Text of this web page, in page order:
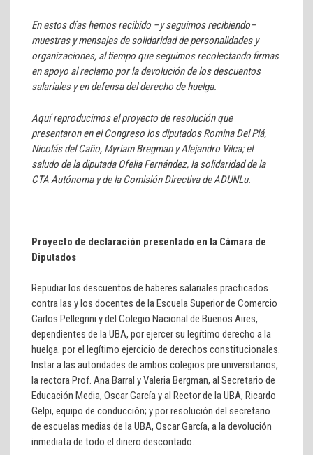
En estos días hemos recibido –y seguimos recibiendo–
muestras y mensajes de solidaridad de personalidades y
organizaciones, al tiempo que seguimos recolectando firmas
en apoyo al reclamo por la devolución de los descuentos
salariales y en defensa del derecho de huelga.
Aquí reproducimos el proyecto de resolución que
presentaron en el Congreso los diputados Romina Del Plá,
Nicolás del Caño, Myriam Bregman y Alejandro Vilca; el
saludo de la diputada Ofelia Fernández, la solidaridad de la
CTA Autónoma y de la Comisión Directiva de ADUNLu.
Proyecto de declaración presentado en la Cámara de
Diputados
Repudiar los descuentos de haberes salariales practicados
contra las y los docentes de la Escuela Superior de Comercio
Carlos Pellegrini y del Colegio Nacional de Buenos Aires,
dependientes de la UBA, por ejercer su legítimo derecho a la
huelga. por el legítimo ejercicio de derechos constitucionales.
Instar a las autoridades de ambos colegios pre universitarios,
la rectora Prof. Ana Barral y Valeria Bergman, al Secretario de
Educación Media, Oscar García y al Rector de la UBA, Ricardo
Gelpi, equipo de conducción; y por resolución del secretario
de escuelas medias de la UBA, Oscar García, a la devolución
inmediata de todo el dinero descontado.